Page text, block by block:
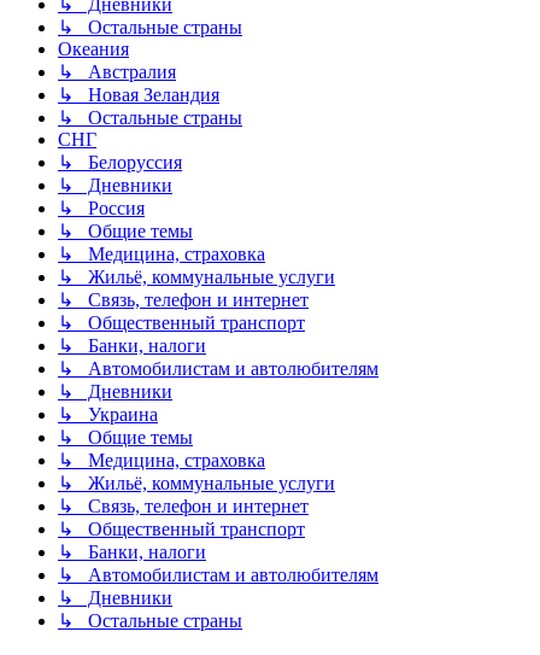
↳ Остальные страны
Океания
↳ Австралия
↳ Новая Зеландия
↳ Остальные страны
СНГ
↳ Белоруссия
↳ Дневники
↳ Россия
↳ Общие темы
↳ Медицина, страховка
↳ Жильё, коммунальные услуги
↳ Связь, телефон и интернет
↳ Общественный транспорт
↳ Банки, налоги
↳ Автомобилистам и автолюбителям
↳ Дневники
↳ Украина
↳ Общие темы
↳ Медицина, страховка
↳ Жильё, коммунальные услуги
↳ Связь, телефон и интернет
↳ Общественный транспорт
↳ Банки, налоги
↳ Автомобилистам и автолюбителям
↳ Дневники
↳ Остальные страны